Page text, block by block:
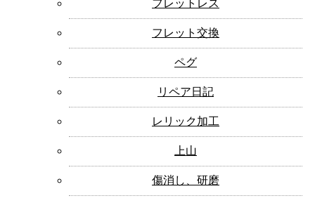
フレットレス
フレット交換
ペグ
リペア日記
レリック加工
上山
傷消し、研磨